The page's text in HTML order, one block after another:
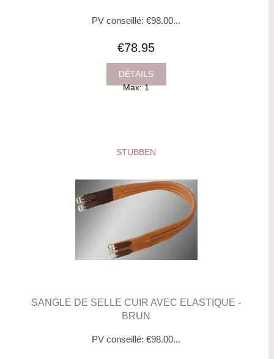
PV conseillé: €98.00...
€78.95
DÉTAILS
Max: 1
STUBBEN
SANGLE DE SELLE CUIR AVEC ELASTIQUE -
BRUN
PV conseillé: €98.00...